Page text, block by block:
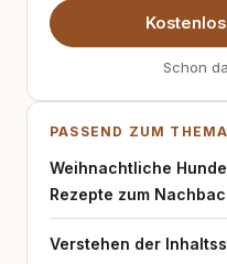
Schon
PASSEND ZUM THEMA
Weihnachtliche
Rezepte zum
Verstehen der